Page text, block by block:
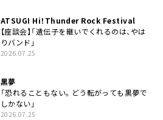
ATSUGI Hi！Thunder Rock Festival
【座談会】「遺伝子を継いでくれるのは、やは
りバンド」
2026.07.25
黒夢
「恐れることもない。どう転がっても黒夢で
しかない」
2026.07.25